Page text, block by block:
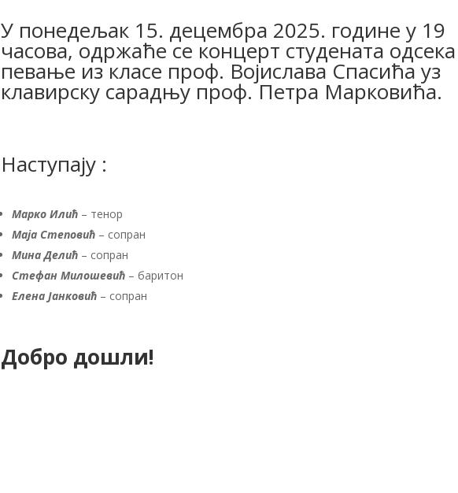
У понедељак 15. децембра 2025. године у 19
часова, одржаће се концерт студената
певање из класе проф. Војислава Спасића уз
клавирску сарадњу проф. Петра Марковића.
Наступају :
Марко Илић – тенор
Маја Степовић – сопран
Мина Делић – сопран
Стефан Милошевић– баритон
Елена Јанковић– сопран
Добро дошли!